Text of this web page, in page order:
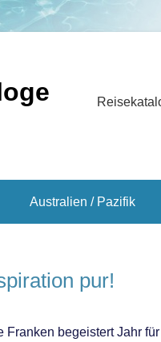
Australien / Pazifik
pur!
Franken begeistert Jahr